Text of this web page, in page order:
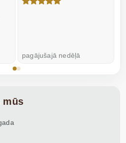
pagājušajā nedēļā
mūs